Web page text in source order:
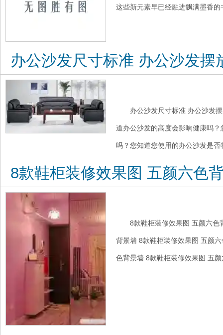
这些新元素早已经融进飘满墨香的
办公沙发尺寸标准 办公沙发摆
办公沙发尺寸标准 办公沙发
道办公沙发的高度会影响健康吗
吗？您知道您使用的办公沙发是否
8款鞋柜装修效果图 五颜六色
8款鞋柜装修效果图 五颜六色
背景墙 8款鞋柜装修效果图 五颜
色背景墙 8款鞋柜装修效果图 五